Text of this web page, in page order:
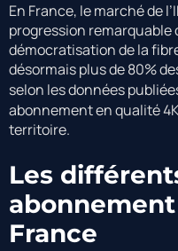
En France, le marché de
progression remarquable
démocratisation de la
désormais plus de 80%
selon les données
abonnement en qualité
territoire.
Les
France